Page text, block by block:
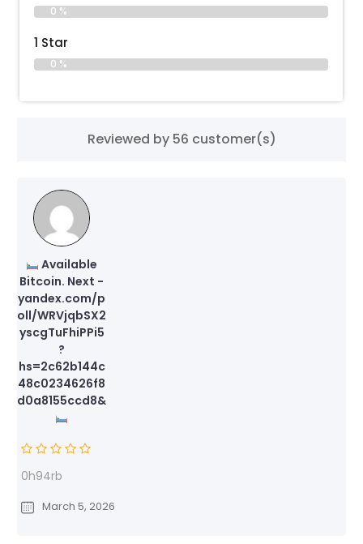
0 %
1 Star
0 %
Reviewed by 56 customer(s)
Available
Bitcoin. Next -
yandex.com/p
oll/WRVjqbSX2
yscgTuFhiPPi5
?
hs=2c62b144c
48c0234626f8
d0a8155ccd8&
0h94rb
March 5, 2026